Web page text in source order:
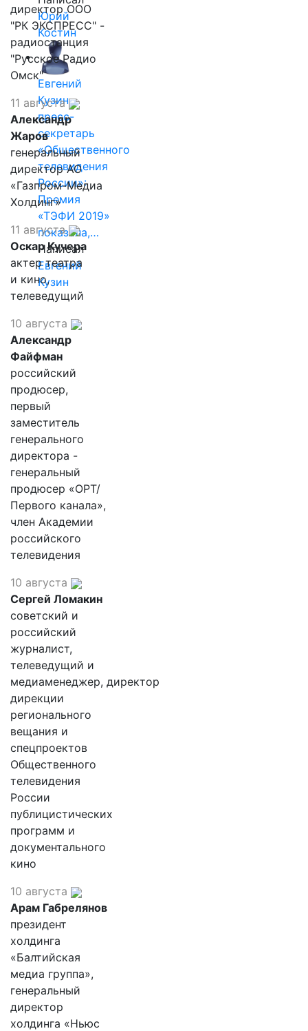
Юрий
Костин
Евгений
Кузин,
пресс-
секретарь
«Общественного
телевидения
России»:
Премия
«ТЭФИ 2019»
показала,…
Написал
Евгений
Кузин
директор ООО
"РК ЭКСПРЕСС" -
радиостанция
"Русское Радио
Омск"
11 августа
Александр
Жаров
генеральный
директор АО
«Газпром-Медиа
Холдинг»
11 августа
Оскар Кучера
актер театра
и кино,
телеведущий
10 августа
Александр
Файфман
российский
продюсер,
первый
заместитель
генерального
директора -
генеральный
продюсер «ОРТ/
Первого канала»,
член Академии
российского
телевидения
10 августа
Сергей Ломакин
советский и
российский
журналист,
телеведущий и
медиаменеджер, директор
дирекции
регионального
вещания и
спецпроектов
Общественного
телевидения
России
публицистических
программ и
документального
кино
10 августа
Арам Габрелянов
президент
холдинга
«Балтийская
медиа группа»,
генеральный
директор
холдинга «Ньюс